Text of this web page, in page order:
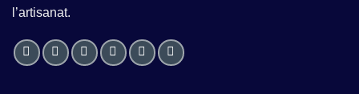
l’artisanat.